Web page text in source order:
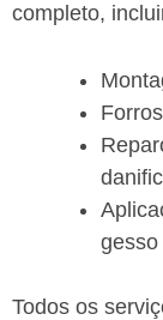
completo,
gesso
Todos os